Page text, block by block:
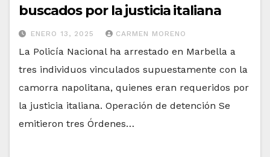
buscados por la justicia italiana
ENERO 13, 2025 CARMEN MORENO
La Policía Nacional ha arrestado en Marbella a
tres individuos vinculados supuestamente con la
camorra napolitana, quienes eran requeridos por
la justicia italiana. Operación de detención Se
emitieron tres Órdenes…